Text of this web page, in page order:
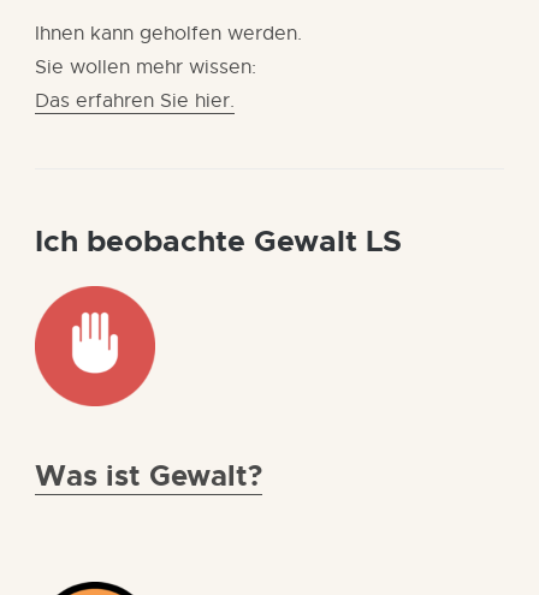
Ihnen kann geholfen werden.
Sie wollen mehr wissen:
Das erfahren Sie hier.
Ich beobachte Gewalt LS
Was ist Gewalt?